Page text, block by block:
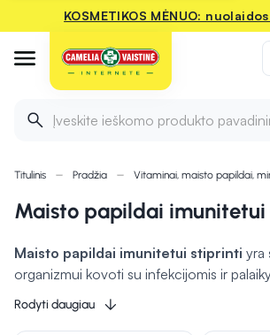
KOSMETIKOS MĖNUO:
Įveskite ieškomo produkto
Titulinis Pradžia Vitaminai, maisto papildai,
Maisto papildai
Maisto papildai imunitetui stiprinti yra
organizmui kovoti su infekcijomis ir
Papildai, turintys vitaminų C ir D, yra ypač
gali padėti stiprinti imuninę sistemą ir
Rodyti daugiau